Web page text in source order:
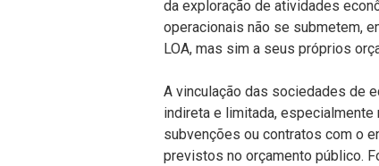
da exploração de atividades
operacionais não se submetem,
LOA, mas sim a seus próprios
A vinculação das sociedades de
indireta e limitada,
subvenções ou contratos com o
previstos no orçamento público.